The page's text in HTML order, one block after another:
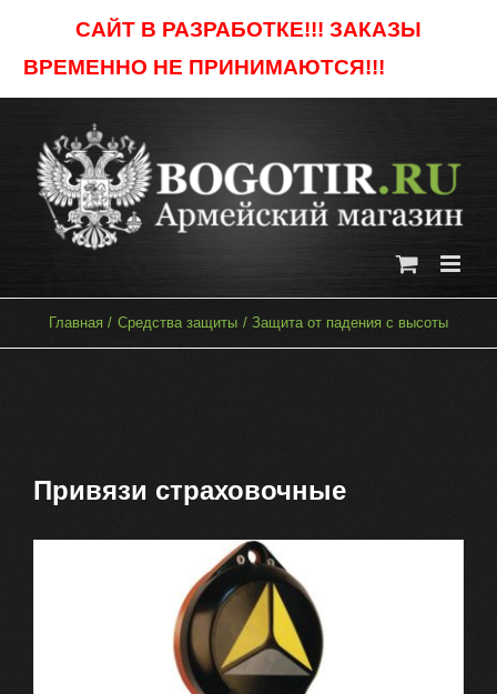
САЙТ В РАЗРАБОТКЕ!!! ЗАКАЗЫ
ВРЕМЕННО НЕ ПРИНИМАЮТСЯ!!!
content
Главная Средства защиты Защита от падения с высоты
Привязи страховочные